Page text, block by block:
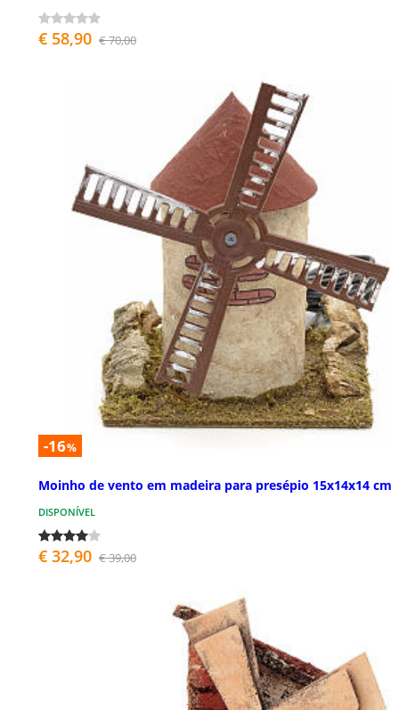
€ 58,90 € 70,00
-16%
Moinho de vento em madeira para presépio 15x14x14 cm
DISPONÍVEL
€ 32,90 € 39,00